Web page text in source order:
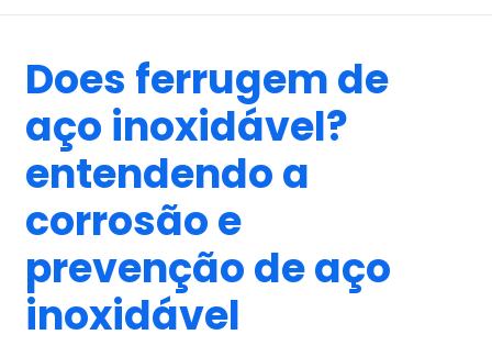
Does ferrugem de
aço inoxidável?
entendendo a
corrosão e
prevenção de aço
inoxidável